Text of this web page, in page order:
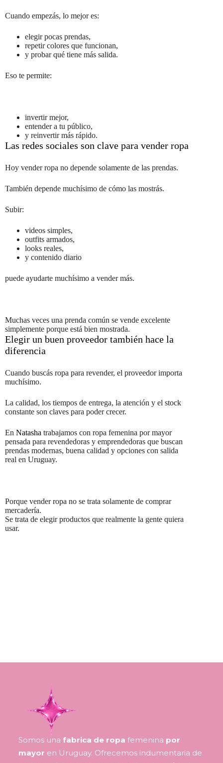
Cuando empezás, lo mejor es:
elegir pocas prendas,
repetir colores que funcionan,
y probar qué tiene más salida.
Eso te permite:
invertir mejor,
entender a tu público,
y reinvertir más rápido.
Las redes sociales son clave para vender ropa
Hoy vender ropa no depende solamente de las prendas.
También depende muchísimo de cómo las mostrás.
Subir:
videos simples,
outfits armados,
looks reales,
y contenido diario
puede ayudarte muchísimo a vender más.
Muchas veces una prenda común se vende excelente
simplemente porque está bien mostrada.
Elegir un buen proveedor también hace la
diferencia
Cuando buscás ropa para revender, el proveedor importa
muchísimo.
La calidad, los tiempos de entrega, la atención y el stock
constante son claves para poder crecer.
En Natasha trabajamos con ropa femenina por mayor
pensada para revendedoras y emprendedoras que buscan
prendas modernas, buena calidad y opciones con salida
real en Uruguay.
Porque vender ropa no se trata solamente de comprar
mercadería.
Se trata de elegir productos que realmente la gente quiera
usar.
Somos una fabrica de ropa femenina por
mayor en Uruguay. Ofrecemos indumentaria de